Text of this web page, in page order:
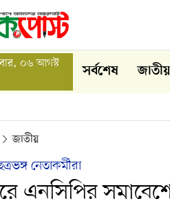
০৬ আগস্ট
সর্বশেষ জাতীয়
জাতীয়
নেতাকর্মীরা
এনসিপির